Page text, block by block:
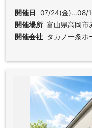
開催日
07/24(金)...08/
開催場所 富山県高岡市
開催会社
タカノ一条ホ